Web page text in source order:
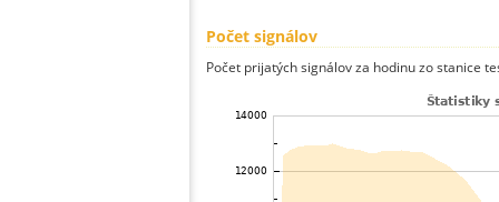
Počet signálov
Počet prijatých signálov za hodinu zo stanice